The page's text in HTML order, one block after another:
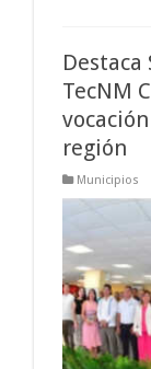
Destaca
TecNM
región
Municipios